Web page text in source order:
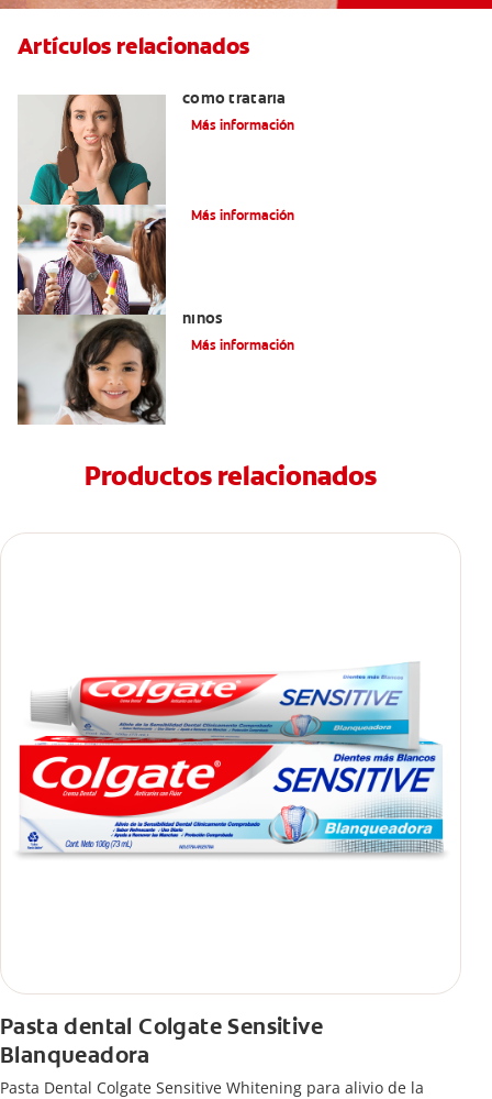
Artículos relacionados
cómo tratarla
Más información
Más información
niños
Más información
Productos relacionados
Pasta dental Colgate Sensitive
Blanqueadora
Pasta Dental Colgate Sensitive Whitening para alivio de la